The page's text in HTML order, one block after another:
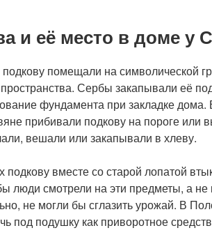
и её место в доме у
помещали на символической
Сербы закапывали её
фундамента при закладке дома.
прибивали подкову на пороге или
вешали или закапывали в хлеву.
подкову вместе со старой лопатой
люди смотрели на эти предметы, а не
не могли бы сглазить урожай. В
под подушку как приворотное